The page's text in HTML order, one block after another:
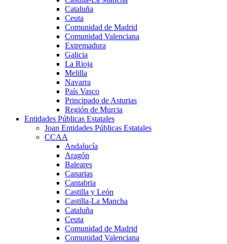
Cataluña
Ceuta
Comunidad de Madrid
Comunidad Valenciana
Extremadura
Galicia
La Rioja
Melilla
Navarra
País Vasco
Principado de Asturias
Región de Murcia
Entidades Públicas Estatales
Joan Entidades Públicas Estatales
CCAA
Andalucía
Aragón
Baleares
Canarias
Cantabria
Castilla y León
Castilla-La Mancha
Cataluña
Ceuta
Comunidad de Madrid
Comunidad Valenciana